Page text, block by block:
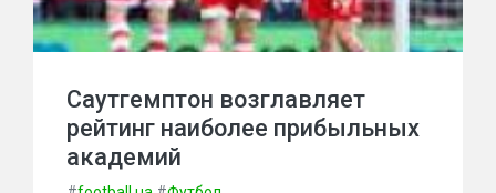
Саутгемптон возглавляет
рейтинг наиболее прибыльных
академий